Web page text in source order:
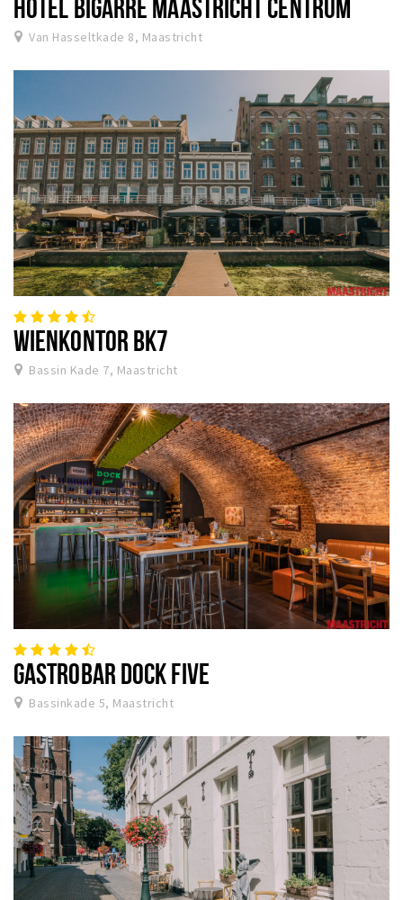
HOTEL BIGARRÉ MAASTRICHT CENTRUM
Van Hasseltkade 8, Maastricht
WIENKONTOR BK7
Bassin Kade 7, Maastricht
GASTROBAR DOCK FIVE
Bassinkade 5, Maastricht